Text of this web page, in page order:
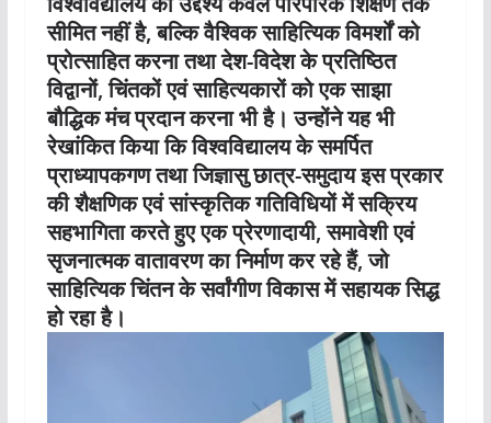
सीमित नहीं है, बल्कि वैश्विक साहित्यिक विमर्शों को
प्रोत्साहित करना तथा देश-विदेश के प्रतिष्ठित
विद्वानों, चिंतकों एवं साहित्यकारों को एक साझा
बौद्धिक मंच प्रदान करना भी है। उन्होंने यह भी
रेखांकित किया कि विश्वविद्यालय के समर्पित
प्राध्यापकगण तथा जिज्ञासु छात्र-समुदाय इस प्रकार
की शैक्षणिक एवं सांस्कृतिक गतिविधियों में सक्रिय
सहभागिता करते हुए एक प्रेरणादायी, समावेशी एवं
सृजनात्मक वातावरण का निर्माण कर रहे हैं, जो
साहित्यिक चिंतन के सर्वांगीण विकास में सहायक सिद्ध
हो रहा है।